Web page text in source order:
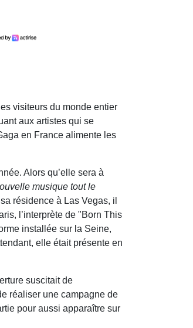
visiteurs du monde entier
aux artistes qui se
en France alimente les
Alors qu’elle sera à
musique tout le
résidence à Las Vegas, il
l’interprète de "Born This
installée sur la Seine,
elle était présente en
suscitait de
réaliser une campagne de
pour aussi apparaître sur